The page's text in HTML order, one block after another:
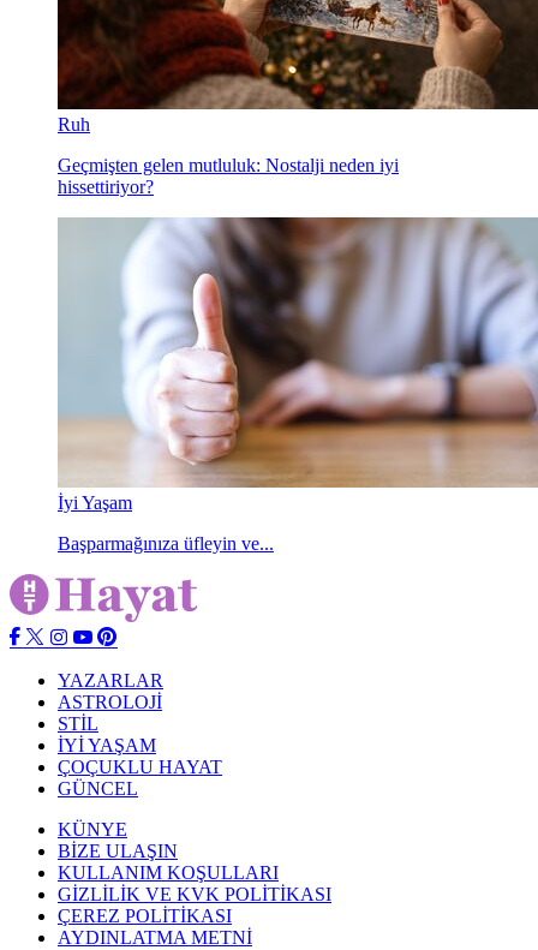
Ruh
Geçmişten gelen mutluluk: Nostalji neden iyi
hissettiriyor?
İyi Yaşam
Başparmağınıza üfleyin ve...
YAZARLAR
ASTROLOJİ
STİL
İYİ YAŞAM
ÇOÇUKLU HAYAT
GÜNCEL
KÜNYE
BİZE ULAŞIN
KULLANIM KOŞULLARI
GİZLİLİK VE KVK POLİTİKASI
ÇEREZ POLİTİKASI
AYDINLATMA METNİ